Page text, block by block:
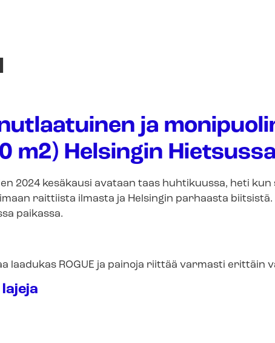
ja
m2) Helsingin
2024 kesäkausi avataan taas huhtikuussa, heti
raittiista ilmasta ja Helsingin parhaasta
paikassa.
laadukas ROGUE ja painoja riittää varmasti erittäin